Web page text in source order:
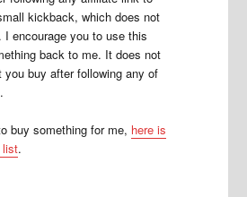
kickback, which does not
I encourage you to use this
back to me. It does not
you buy after following any of
buy something for me, here is
list.